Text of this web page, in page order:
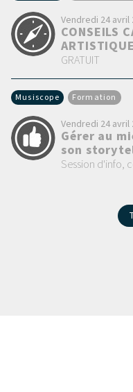
Vendredi 24
CONSEILS
ARTISTIQUE
GRATUIT
Musiscope Formation
Vendredi 24 avril
Gérer au
son
Session d'info,